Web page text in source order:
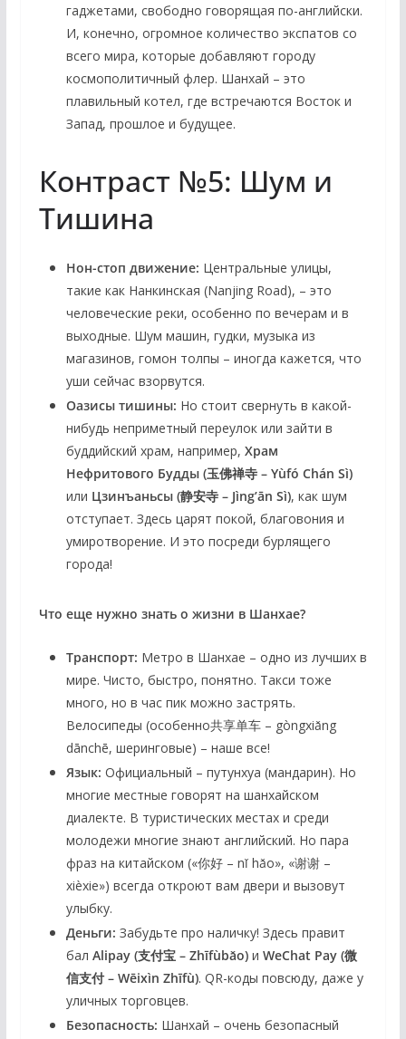
гаджетами, свободно говорящая по-английски.
И, конечно, огромное количество экспатов со
всего мира, которые добавляют городу
космополитичный флер. Шанхай – это
плавильный котел, где встречаются Восток и
Запад, прошлое и будущее.
Контраст №5: Шум и
Тишина
Нон-стоп движение: Центральные улицы,
такие как Нанкинская (Nanjing Road), – это
человеческие реки, особенно по вечерам и в
выходные. Шум машин, гудки, музыка из
магазинов, гомон толпы – иногда кажется, что
уши сейчас взорвутся.
Оазисы тишины: Но стоит свернуть в какой-
нибудь неприметный переулок или зайти в
буддийский храм, например, Храм
Нефритового Будды (玉佛禅寺 – Yùfó Chán Sì)
или Цзинъаньсы (静安寺 – Jìng’ān Sì), как шум
отступает. Здесь царят покой, благовония и
умиротворение. И это посреди бурлящего
города!
Что еще нужно знать о жизни в Шанхае?
Транспорт: Метро в Шанхае – одно из лучших в
мире. Чисто, быстро, понятно. Такси тоже
много, но в час пик можно застрять.
Велосипеды (особенно共享单车 – gòngxiǎng
dānchē, шеринговые) – наше все!
Язык: Официальный – путунхуа (мандарин). Но
многие местные говорят на шанхайском
диалекте. В туристических местах и среди
молодежи многие знают английский. Но пара
фраз на китайском («你好 – nǐ hǎo», «谢谢 –
xièxie») всегда откроют вам двери и вызовут
улыбку.
Деньги: Забудьте про наличку! Здесь правит
бал Alipay (支付宝 – Zhīfùbǎo)и WeChat Pay (微
信支付 – Wēixìn Zhīfù). QR-коды повсюду, даже у
уличных торговцев.
Безопасность: Шанхай – очень безопасный